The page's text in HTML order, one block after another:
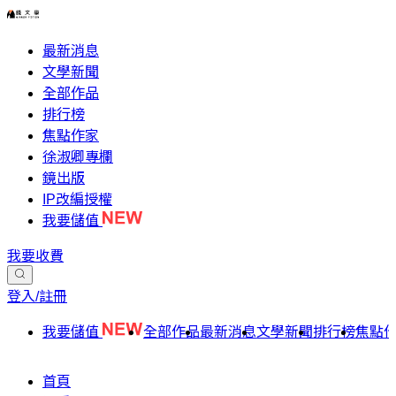
最新消息
文學新聞
全部作品
排行榜
焦點作家
徐淑卿專欄
鏡出版
IP改編授權
我要儲值
我要收費
登入/註冊
我要儲值 全部作品最新消息文學新聞排行榜焦點
首頁